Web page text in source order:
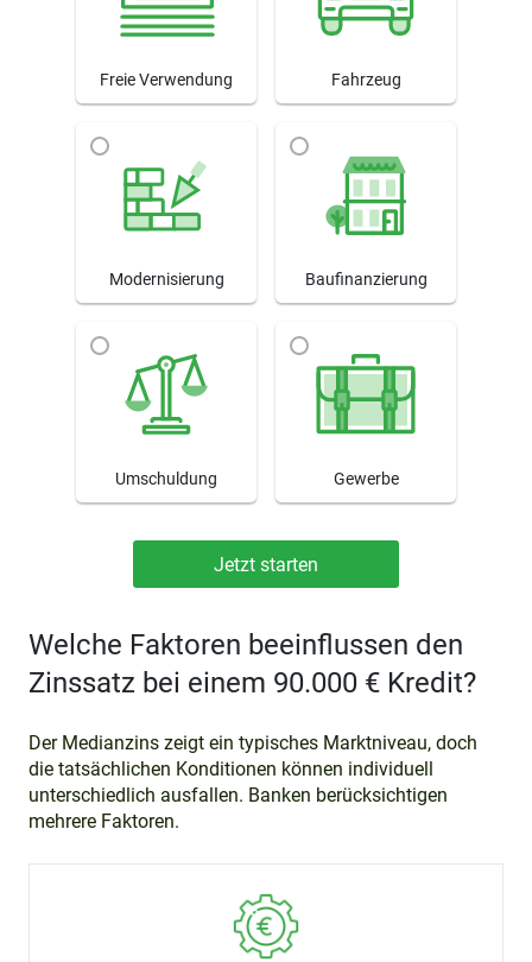
Freie Verwendung Fahrzeug
Modernisierung Baufinanzierung
Umschuldung Gewerbe
Welche Faktoren beeinflussen den
Zinssatz bei einem 90.000 € Kredit?
Der Medianzins zeigt ein typisches Markt­niveau, doch
die tatsächlichen Konditionen können individuell
unterschiedlich ausfallen. Banken berücksichtigen
mehrere Faktoren.